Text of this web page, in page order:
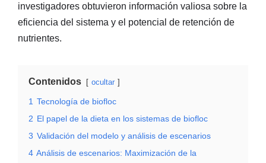
investigadores obtuvieron información valiosa sobre la
eficiencia del sistema y el potencial de retención de
nutrientes.
Contenidos ocultar
1 Tecnología de biofloc
2 El papel de la dieta en los sistemas de biofloc
3 Validación del modelo y análisis de escenarios
4 Análisis de escenarios: Maximización de la